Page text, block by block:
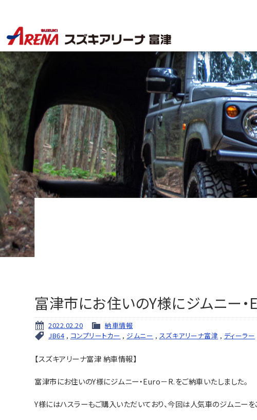
富津市にお住いのY様にジムニー・
2022.02.20
納車情報
JB64 , コンプリートカー , ジムニー , スズキアリーナ富津 , ディーラー
【スズキアリーナ富津 納車情報】
富津市にお住いのY様にジムニー・Euro－R.をご納車いたしました。
Y様にはハスラーもご購入いただいており、今回は人気車のジムニーを